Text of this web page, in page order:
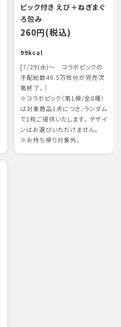
ピック付き えび＋ねぎまぐ
ろ包み
260円(税込)
99kcal
[7/29(水)～ コラボピックの
手配総数40.5万枚分が完売次
第終了。］
※コラボピック（第1弾/全8種）
は対象商品1点につき、ランダム
で1枚ご提供いたします。デザイ
ンはお選びいただけません。
※お持ち帰り対象外。